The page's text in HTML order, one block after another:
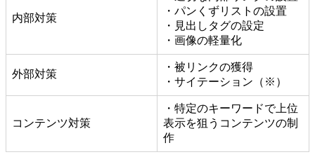
内部対策
・パンくずリストの設置
・見出しタグの設定
・画像の軽量化
外部対策
・被リンクの獲得
・サイテーション（※）
コンテンツ対策
・特定のキーワードで上位
表示を狙うコンテンツの制
作